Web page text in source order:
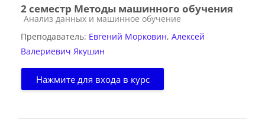
2 семестр Методы машинного обучения
Категория курса
Анализ данных и машинное обучение
Преподаватель: Евгений Морковин, Алексей
Валериевич Якушин
Нажмите для входа в курс